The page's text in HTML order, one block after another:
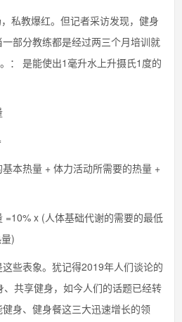
教爆红。但记者采访发现，健身
部分教练都是经过两三个月培训就
： 是能使出1毫升水上升摄氏1度的
本热量 + 体力活动所需要的热量 +
x (人体基础代谢的需要的最低
)
些表象。犹记得2019年人们谈论的
共享健身，如今人们的话题已经转
身、健身餐这三大迅速增长的领